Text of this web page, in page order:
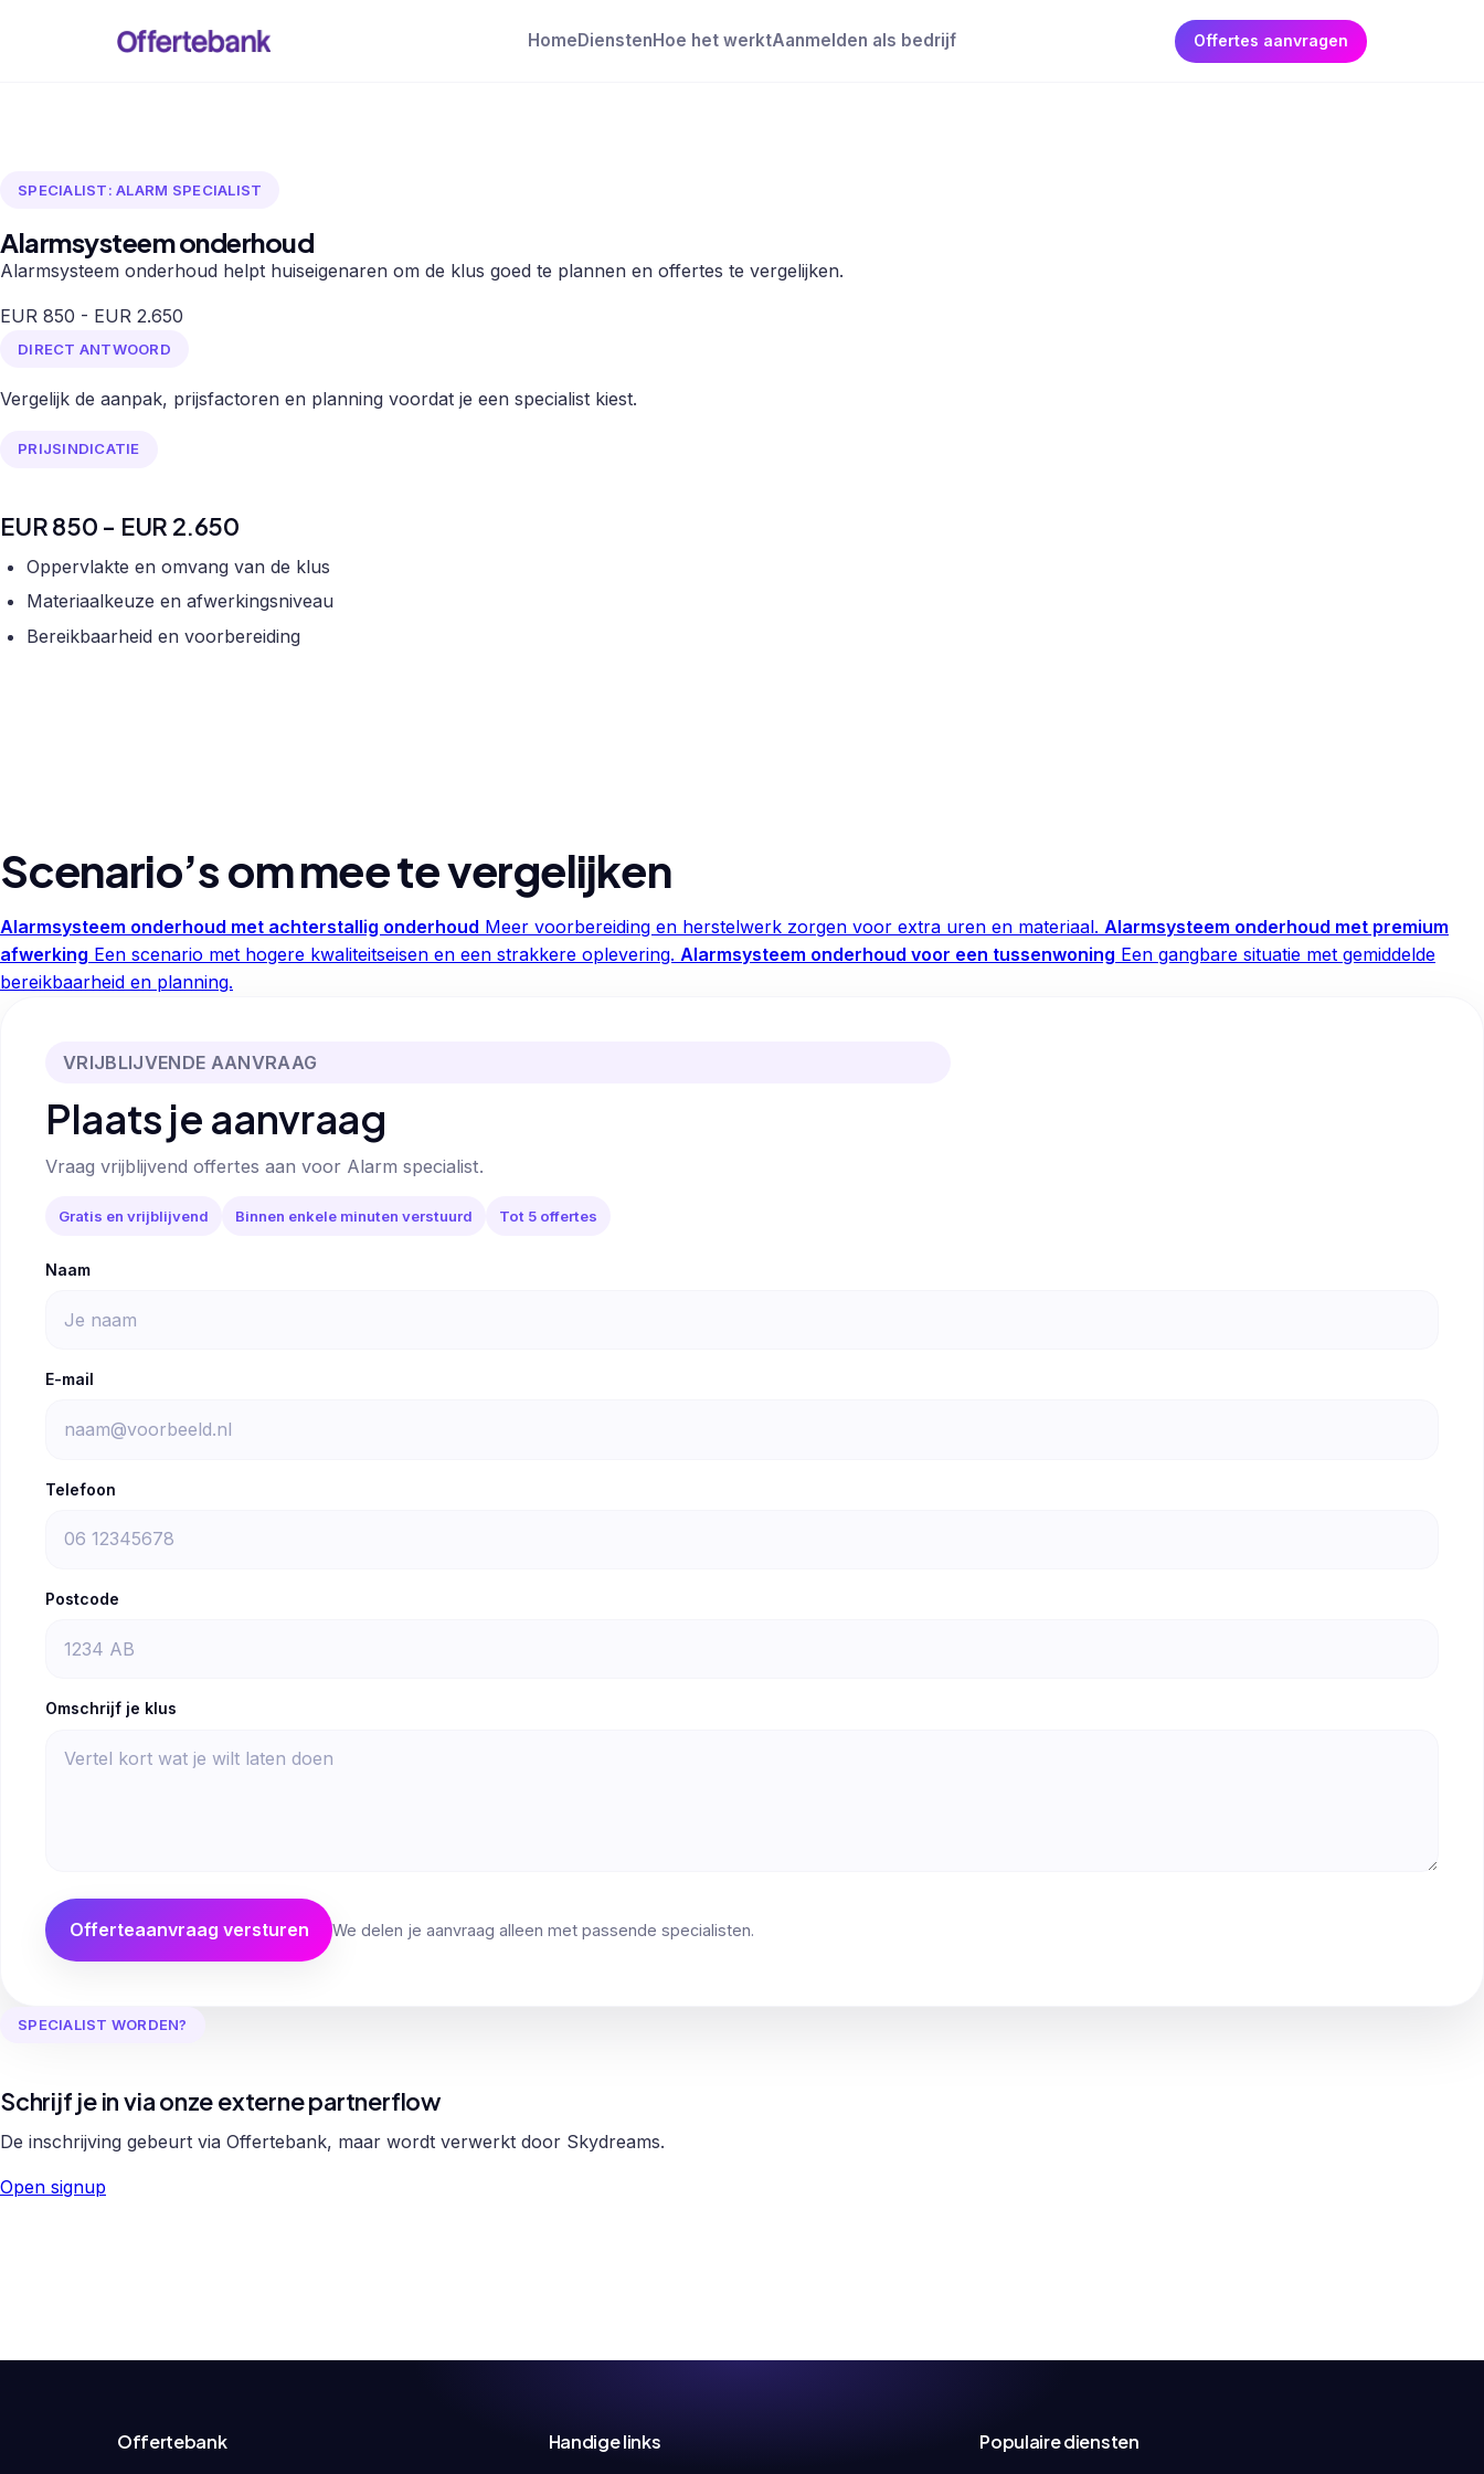
Home Diensten Hoe het werktAanmelden als bedrijf Offertes aanvragen
SPECIALIST: ALARM SPECIALIST
Alarmsysteem onderhoud
Alarmsysteem onderhoud helpt huiseigenaren om de klus goed te plannen en offertes te vergelijken.
EUR 850 - EUR 2.650
DIRECT ANTWOORD
Vergelijk de aanpak, prijsfactoren en planning voordat je een specialist kiest.
PRIJSINDICATIE
EUR 850 - EUR 2.650
Oppervlakte en omvang van de klus
Materiaalkeuze en afwerkingsniveau
Bereikbaarheid en voorbereiding
Scenario’s om mee te vergelijken
Alarmsysteem onderhoud met achterstallig onderhoud Meer voorbereiding en herstelwerk zorgen voor extra uren en materiaal. Alarmsysteem onderhoud met premium
afwerking Een scenario met hogere kwaliteitseisen en een strakkere oplevering. Alarmsysteem onderhoud voor een tussenwoning Een gangbare situatie met gemiddelde
bereikbaarheid en planning.
VRIJBLIJVENDE AANVRAAG
Plaats je aanvraag
Vraag vrijblijvend offertes aan voor Alarm specialist.
Gratis en vrijblijvend Binnen enkele minuten verstuurd Tot 5 offertes
Naam
E-mail
Telefoon
Postcode
Omschrijf je klus
Offerteaanvraag versturen We delen je aanvraag alleen met passende specialisten.
SPECIALIST WORDEN?
Schrijf je in via onze externe partnerflow
De inschrijving gebeurt via Offertebank, maar wordt verwerkt door Skydreams.
Open signup
Offertebank Handige links Populaire diensten